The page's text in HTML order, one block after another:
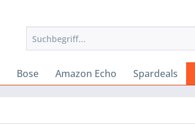
Bose Amazon Echo Spardeals